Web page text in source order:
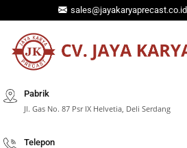
sales@jayakaryaprecast.co.id
Pabrik
Jl. Gas No. 87 Psr IX Helvetia, Deli Serdang
Telepon